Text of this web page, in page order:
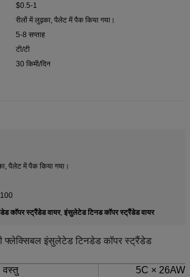
$0.5-1
रीलों में लुढ़का, पैलेट में पैक किया गया।
5-8 सप्ताह
टी/टी
30 किमी/दिन
पैलेट में पैक किया गया।
कॉपर स्ट्रैंडेड वायर, इंसुलेटेड टिनड कॉपर स्ट्रैंडेड वायर
फ्लेक्सिबल इंसुलेटेड टिनडेड कॉपर स्ट्रैंडेड
वस्तु
5C ×